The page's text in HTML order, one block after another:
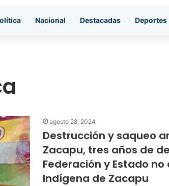
Nacional Destacadas Deportes
agosto 28, 2024
Destrucción y saqueo
Zacapu, tres años de
Federación y Estado
Indígena de Zacapu